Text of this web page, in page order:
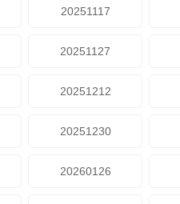
20251117
20251127
20251212
20251230
20260126